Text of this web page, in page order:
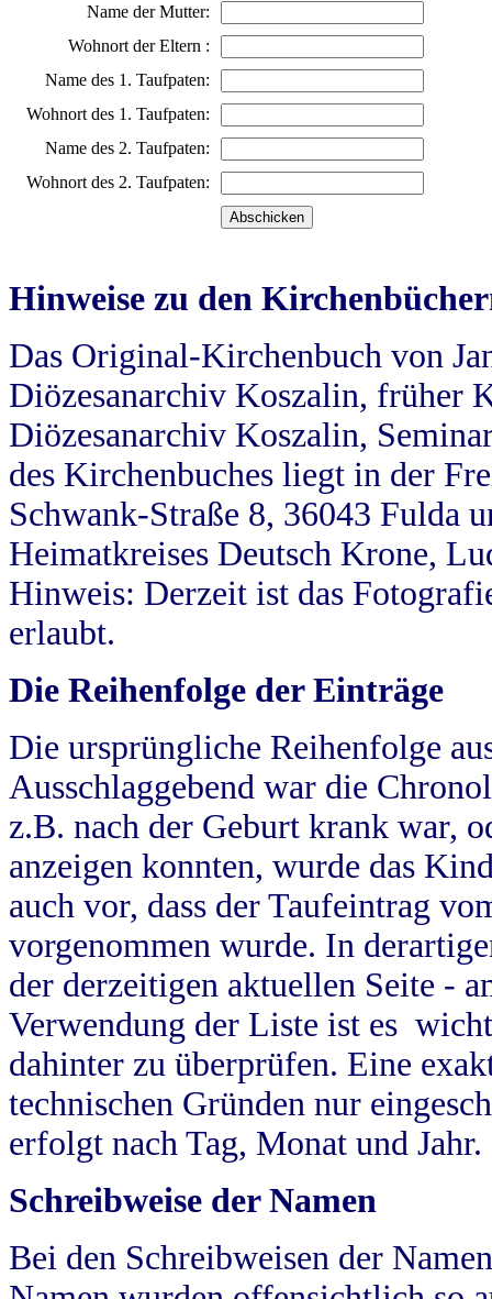
Name der Mutter:
Wohnort der Eltern :
Name des 1. Taufpaten:
Wohnort des 1. Taufpaten:
Name des 2. Taufpaten:
Wohnort des 2. Taufpaten:
Hinweise zu den
Das Original-Kirchenbuch von
Diözesanarchiv Koszalin, früher
Diözesanarchiv Koszalin,
des Kirchenbuches liegt in der
Schwank-Straße 8, 36043 Fulda
Heimatkreises Deutsch Krone,
Hinweis: Derzeit ist das
erlaubt.
Die Reihenfolge der Einträge
Die ursprüngliche Reihenfolge
Ausschlaggebend war die
z.B. nach der Geburt krank war,
anzeigen konnten, wurde das
auch vor, dass der Taufeintrag
vorgenommen wurde. In
der derzeitigen aktuellen Seite -
Verwendung der Liste ist es
dahinter zu überprüfen. Eine
technischen Gründen nur
erfolgt nach Tag, Monat und Jahr.
Schreibweise der Namen
Bei den Schreibweisen der